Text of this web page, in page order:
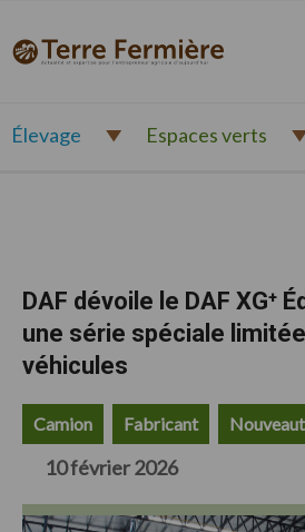
navigation
contenu
principal
pied
de
Terre
Fermière
Actualité
et
pour
Élevage Espaces verts
DAF dévoile le DAF XG⁺
une série spéciale
véhicules
Camion Fabricant
10 février 2026